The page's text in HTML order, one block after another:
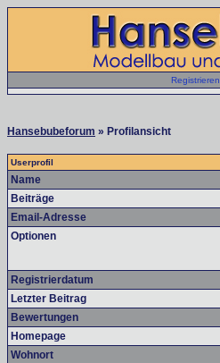
Registrieren
Hansebubeforum » Profilansicht
Userprofil
Name
Beiträge
Email-Adresse
Optionen
Registrierdatum
Letzter Beitrag
Bewertungen
Homepage
Wohnort